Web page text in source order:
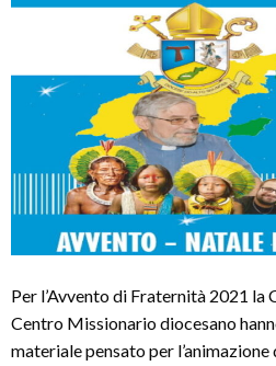
Per l’Avvento di Fraternità 2021 la
Centro Missionario diocesano
materiale pensato per